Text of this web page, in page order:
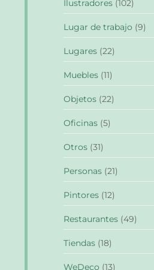
Ilustradores (102)
Lugar de trabajo (9)
Lugares (22)
Muebles (11)
Objetos (22)
Oficinas (5)
Otros (31)
Personas (21)
Pintores (12)
Restaurantes (49)
Tiendas (18)
WeDeco (13)